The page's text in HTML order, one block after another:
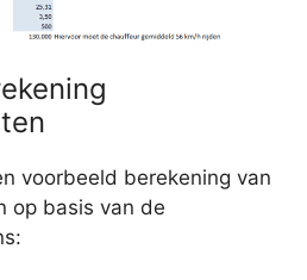
voorbeeld berekening van
op basis van de